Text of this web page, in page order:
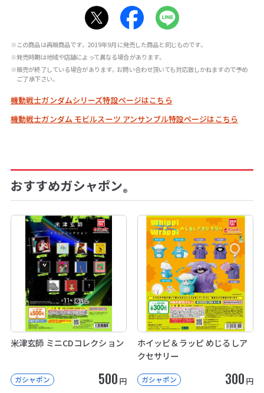
※この商品は再販商品です。2019年9月に発売した商品と同じものです。
※発売時期は地域や店舗によって異なる場合があります。
※販売が終了している場合があります。お問い合わせ頂いても対応致しかねますので予め
ご了承下さい。
機動戦士ガンダムシリーズ特設ページはこちら
機動戦士ガンダム モビルスーツ アンサンブル特設ページはこちら
おすすめガシャポン®
米津玄師 ミニCDコレクション
ガシャポン 500 円
ホイッピ＆ラッピ めじるしア
クセサリー
ガシャポン 300 円